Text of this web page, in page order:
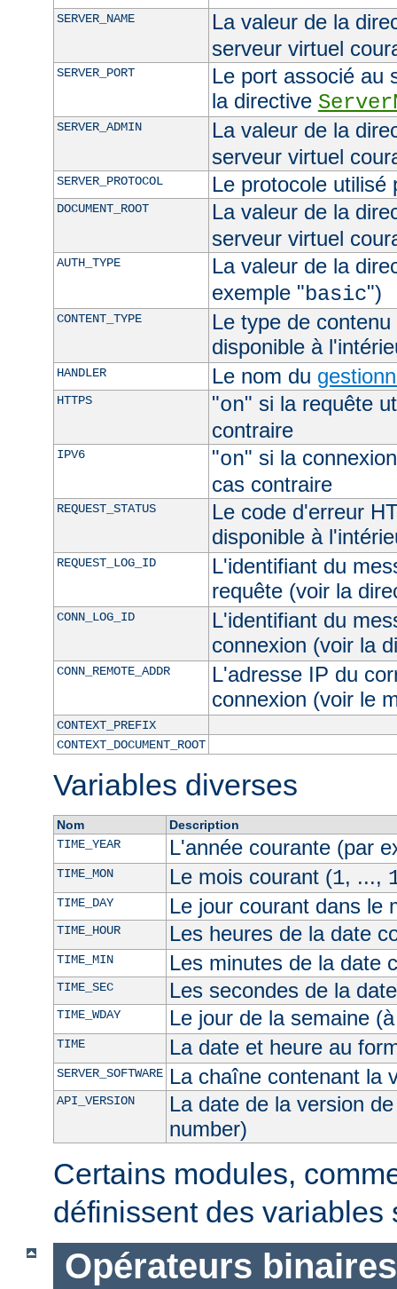
SERVER_NAME
La valeur de la
serveur virtuel
SERVER_PORT
Le port associé au
la directive
SERVER_ADMIN
La valeur de la
serveur virtuel
SERVER_PROTOCOL Le protocole utilisé
DOCUMENT_ROOT
La valeur de la
serveur virtuel
AUTH_TYPE
La valeur de la
exemple "basic")
CONTENT_TYPE
Le type de
disponible à
HANDLER Le nom du
HTTPS "on" si la requête
contraire
IPV6 "on" si la
cas contraire
REQUEST_STATUS
Le code d'erreur
disponible à
REQUEST_LOG_ID
L'identifiant du
requête (voir la
CONN_LOG_ID
L'identifiant du
connexion (voir la
CONN_REMOTE_ADDR
L'adresse IP du
connexion (voir le
CONTEXT_PREFIX
CONTEXT_DOCUMENT_ROOT
Variables diverses
Nom
Description
TIME_YEAR
L'année courante (par
TIME_MON Le mois courant (1, ...,
TIME_DAY Le jour courant dans le
TIME_HOUR Les heures de la date
TIME_MIN Les minutes de la date
TIME_SEC Les secondes de la
TIME_WDAY Le jour de la semaine
TIME La date et heure au
SERVER_SOFTWARE La chaîne contenant la
API_VERSION
La date de la version
number)
Certains modules,
définissent des variables
Opérateurs binaires